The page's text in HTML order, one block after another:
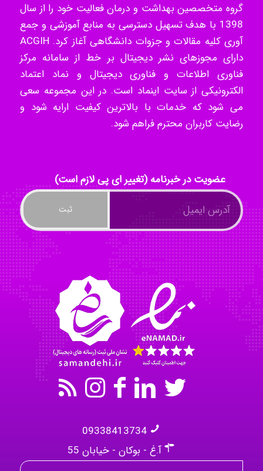
k.aryan
Mohammad
Tavan
akhtar shahsavandi
kimiya zirakpoor
گروه متخصصین بهداشت و درمان فعالیت خود را از سال
1398 با هدف تسهیل دسترسی به منابع آموزشی و جمع
آوری کلیه مقالات و جزوات دانشگاهی آغاز کرد. ACGIH
دارای مجوزهای نشر دیجیتال بر خط از سامانه مرکز
فناوری اطلاعات و فناوری دیجیتال و نماد اعتماد
الکترونیکی از سایت اینماد است. در این مجموعه سعی
می شود که خدمات با بالاترین کیفیت ارایه شود و
رضایت کاربران محترم فراهم شود.
عضویت در خبرنامه (تغییر ای پی لازم است)
09338413734
آ.غ - بوکان - خیابان 55